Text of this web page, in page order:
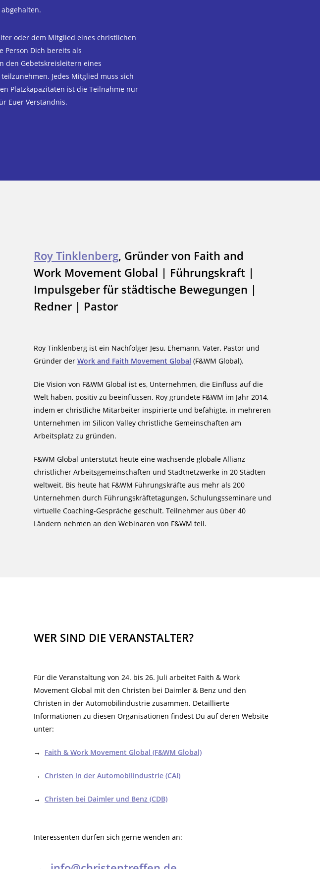
oder dem Mitglied eines christlichen
Person Dich bereits als
den Gebetskreisleitern eines
Jedes Mitglied muss sich
Platzkapazitäten ist die Teilnahme nur
Euer Verständnis.
Roy Tinklenberg, Gründer von Faith and
Work Movement Global | Führungskraft |
Impulsgeber für städtische Bewegungen |
Redner | Pastor
Roy Tinklenberg ist ein Nachfolger Jesu, Ehemann, Vater, Pastor und
Gründer derWork and Faith Movement Global (F&WM Global).
Die Vision von F&WM Global ist es, Unternehmen, die Einfluss auf die
Welt haben, positiv zu beeinflussen. Roy gründete F&WM im Jahr 2014,
indem er christliche Mitarbeiter inspirierte und befähigte, in mehreren
Unternehmen im Silicon Valley christliche Gemeinschaften am
Arbeitsplatz zu gründen.
F&WM Global unterstützt heute eine wachsende globale Allianz
christlicher Arbeitsgemeinschaften und Stadtnetzwerke in 20 Städten
weltweit. Bis heute hat F&WM Führungskräfte aus mehr als 200
Unternehmen durch Führungskräftetagungen, Schulungsseminare und
virtuelle Coaching-Gespräche geschult. Teilnehmer aus über 40
Ländern nehmen an den Webinaren von F&WM teil.
WER SIND DIE VERANSTALTER?
Für die Veranstaltung von 24. bis 26. Juli arbeitet Faith & Work
Movement Global mit den Christen bei Daimler & Benz und den
Christen in der Automobilindustrie zusammen. Detaillierte
Informationen zu diesen Organisationen findest Du auf deren Website
unter:
→ Faith & Work Movement Global (F&WM Global)
→ Christen in der Automobilindustrie (CAI)
→ Christen bei Daimler und Benz (CDB)
Interessenten dürfen sich gerne wenden an: